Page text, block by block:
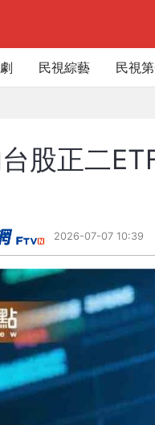
民視綜藝 民視
股正二
2026-07-07 10:39